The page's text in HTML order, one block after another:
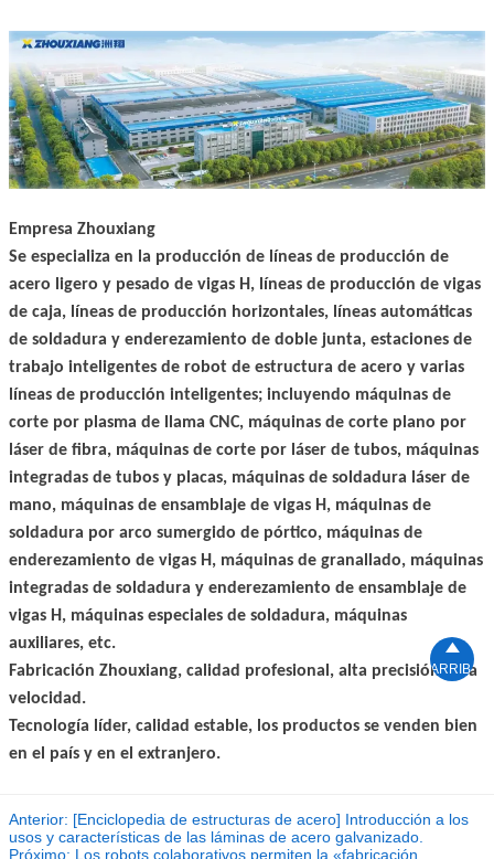
Empresa Zhouxiang
Se especializa en la producción de líneas de producción de
acero ligero y pesado de vigas H, líneas de producción de vigas
de caja, líneas de producción horizontales, líneas automáticas
de soldadura y enderezamiento de doble junta, estaciones de
trabajo inteligentes de robot de estructura de acero y varias
líneas de producción inteligentes; incluyendo máquinas de
corte por plasma de llama CNC, máquinas de corte plano por
láser de fibra, máquinas de corte por láser de tubos, máquinas
integradas de tubos y placas, máquinas de soldadura láser de
mano, máquinas de ensamblaje de vigas H, máquinas de
soldadura por arco sumergido de pórtico, máquinas de
enderezamiento de vigas H, máquinas de granallado, máquinas
integradas de soldadura y enderezamiento de ensamblaje de
vigas H, máquinas especiales de soldadura, máquinas
auxiliares, etc.
Fabricación Zhouxiang, calidad profesional, alta precisión, alta
velocidad.
Tecnología líder, calidad estable, los productos se venden bien
en el país y en el extranjero.
Anterior: [Enciclopedia de estructuras de acero] Introducción a los
usos y características de las láminas de acero galvanizado.
Próximo: Los robots colaborativos permiten la «fabricación

ARRIBA